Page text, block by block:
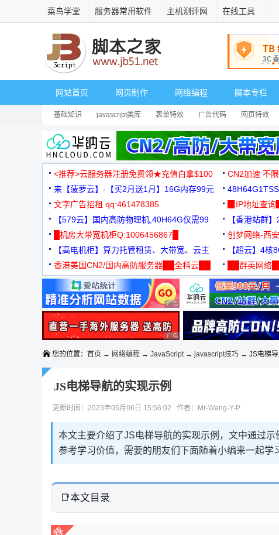
菜鸟学堂 服务器常用软件 主机测评网 在线工具
网站首页 网页制作 网络编程 脚本专栏
基础知识 javascript类库 表单特效 广告代码 网页特效
<推荐>云服务器注册免费领★充值白拿$100 CN2加速 不
来【菠萝云】-【买2月送1月】16G内存99元
3000+可免费
文字广告招租 qq:461478385
▉IP地址查
【579云】国内高防物理机,40H64G仅需99
元
【香港站群
█机房大带宽机柜Q:1006456867█
创梦网络-西
88元/月
【高电机柜】算力托管租赁、大带宽、云主
机
【超云】4核
香港美国CN2/国内高防服务器██全科云██
██群英网
◆◆◆
广告 商业广告，理性选择
广告 商业广告，理性选择
您的位置： 首页 → 网络编程 → JavaScript→ javascript技巧 → JS电梯
JS电梯导航的实现示例
更新时间：2023年05月06日 15:56:02 作者：Mr-Wang-Y-P
本文主要介绍了JS电梯导航的实现示例，文中通过
参考学习价值，需要的朋友们下面随着小编来一起学
本文目录